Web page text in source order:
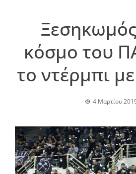
κόσμο του
το ντέρμπι
4 Μαρτίου